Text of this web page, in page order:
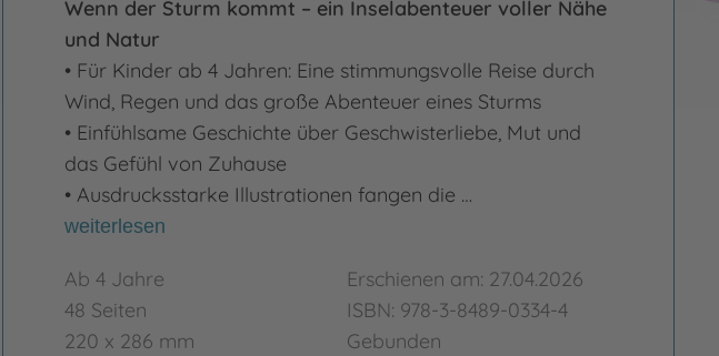
Wenn der Sturm kommt – ein Inselabenteuer voller Nähe
und Natur
• Für Kinder ab 4 Jahren: Eine stimmungsvolle Reise durch
Wind, Regen und das große Abenteuer eines Sturms
• Einfühlsame Geschichte über Geschwisterliebe, Mut und
das Gefühl von Zuhause
• Ausdrucksstarke Illustrationen fangen die …
weiterlesen
Ab 4 Jahre
48 Seiten
220 x 286 mm
Erschienen am: 27.04.2026
ISBN: 978-3-8489-0334-4
Gebunden